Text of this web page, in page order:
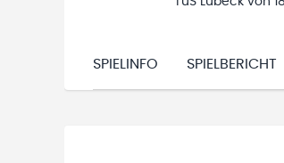
SPIELINFO SPIELBERICHT